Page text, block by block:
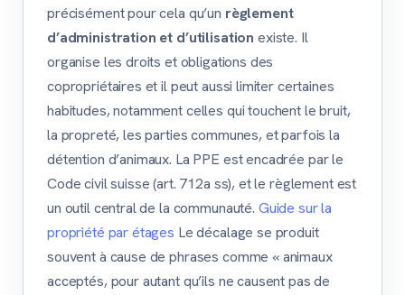
précisément pour cela qu’un règlement
d’administration et d’utilisation existe. Il
organise les droits et obligations des
copropriétaires et il peut aussi limiter certaines
habitudes, notamment celles qui touchent le bruit,
la propreté, les parties communes, et parfois la
détention d’animaux. La PPE est encadrée par le
Code civil suisse (art. 712a ss), et le règlement est
un outil central de la communauté. Guide sur la
propriété par étages Le décalage se produit
souvent à cause de phrases comme « animaux
acceptés, pour autant qu’ils ne causent pas de